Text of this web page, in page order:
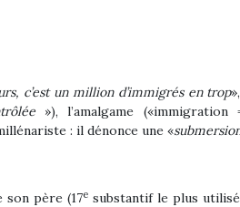
c’est un million d’immigrés en trop
»), l’amalgame
: il dénonce une «
son père (17e substantif le plus